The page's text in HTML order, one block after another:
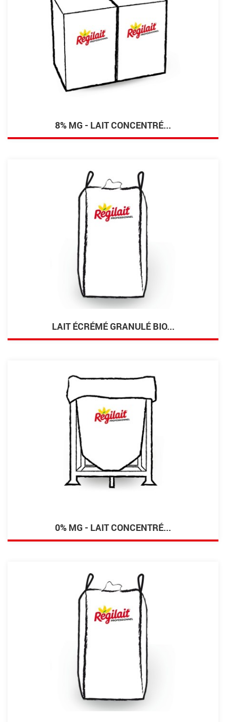
8% MG - LAIT CONCENTRÉ...
LAIT ÉCRÉMÉ GRANULÉ BIO...
0% MG - LAIT CONCENTRÉ...